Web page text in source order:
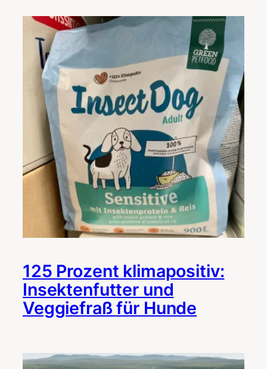
125 Prozent klimapositiv:
Insektenfutter und
Veggiefraß für Hunde